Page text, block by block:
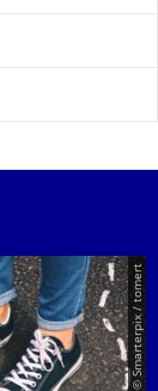
© Smarterpix / tomert